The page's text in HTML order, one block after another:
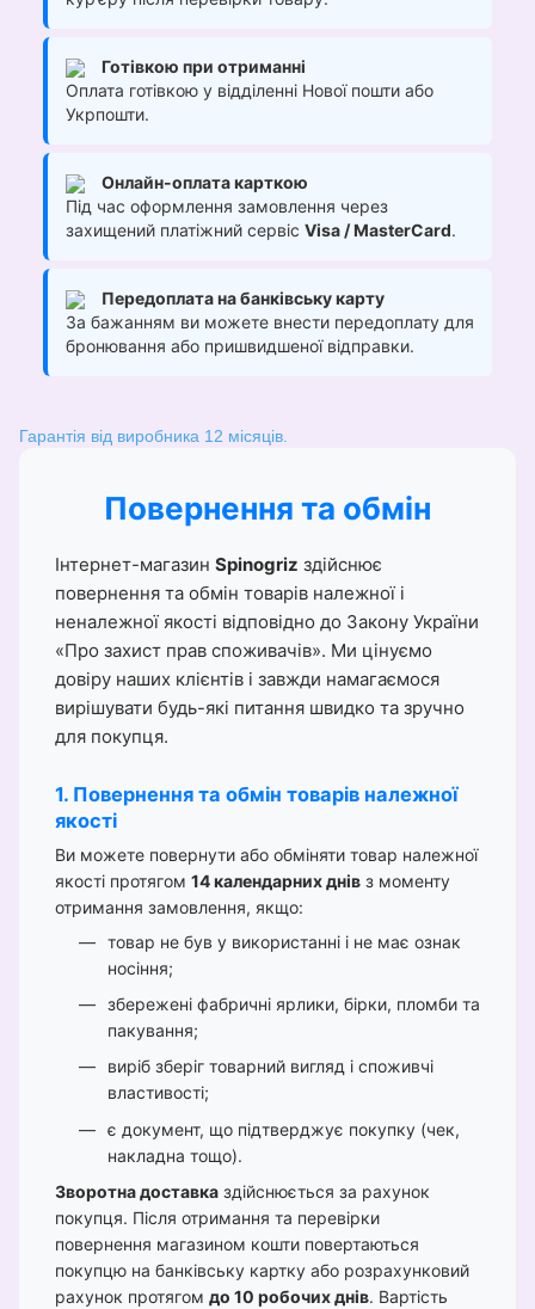
Готівкою при отриманні
Оплата готівкою у відділенні Нової пошти або
Укрпошти.
Онлайн-оплата карткою
Під час оформлення замовлення через
захищений платіжний сервіс Visa / MasterCard.
Передоплата на банківську карту
За бажанням ви можете внести передоплату для
бронювання або пришвидшеної відправки.
Гарантія від виробника 12 місяців.
Повернення та обмін
Інтернет-магазин Spinogriz здійснює
повернення та обмін товарів належної і
неналежної якості відповідно до Закону України
«Про захист прав споживачів». Ми цінуємо
довіру наших клієнтів і завжди намагаємося
вирішувати будь-які питання швидко та зручно
для покупця.
1. Повернення та обмін товарів належної
якості
Ви можете повернути або обміняти товар належної
якості протягом 14 календарних днів з моменту
отримання замовлення, якщо:
товар не був у використанні і не має ознак
носіння;
збережені фабричні ярлики, бірки, пломби та
пакування;
виріб зберіг товарний вигляд і споживчі
властивості;
є документ, що підтверджує покупку (чек,
накладна тощо).
Зворотна доставка здійснюється за рахунок
покупця. Після отримання та перевірки
повернення магазином кошти повертаються
покупцю на банківську картку або розрахунковий
рахунок протягом до 10 робочих днів. Вартість